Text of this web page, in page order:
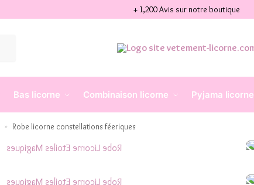
+ 1,200 Avis sur notre boutique
Bas licorne Combinaison licorne Pyjama licorne
» Robe licorne constellations féeriques